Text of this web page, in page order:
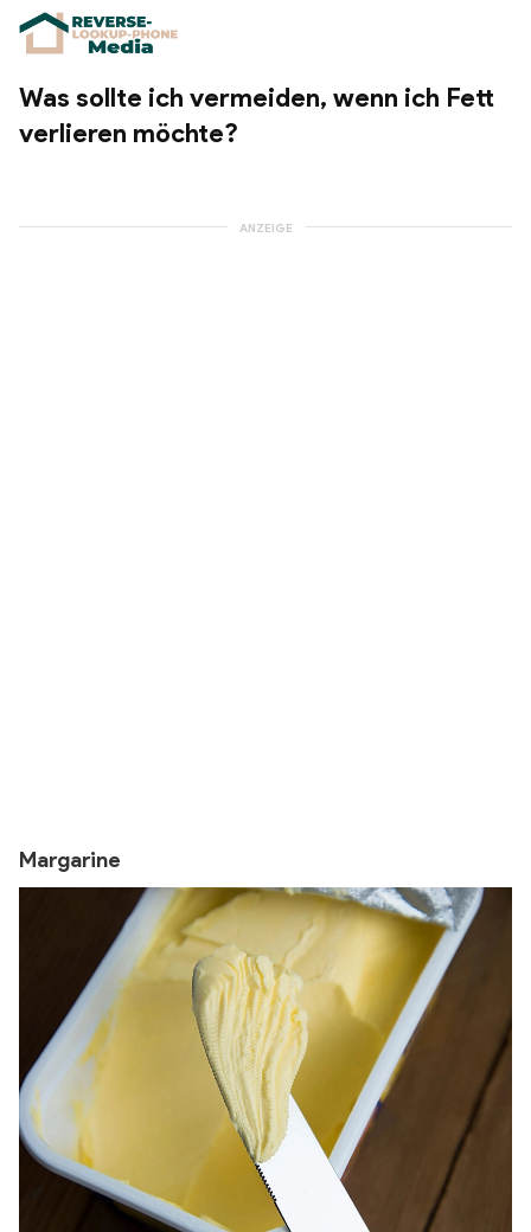
Was sollte ich vermeiden, wenn ich Fett
verlieren möchte?
ANZEIGE
Margarine